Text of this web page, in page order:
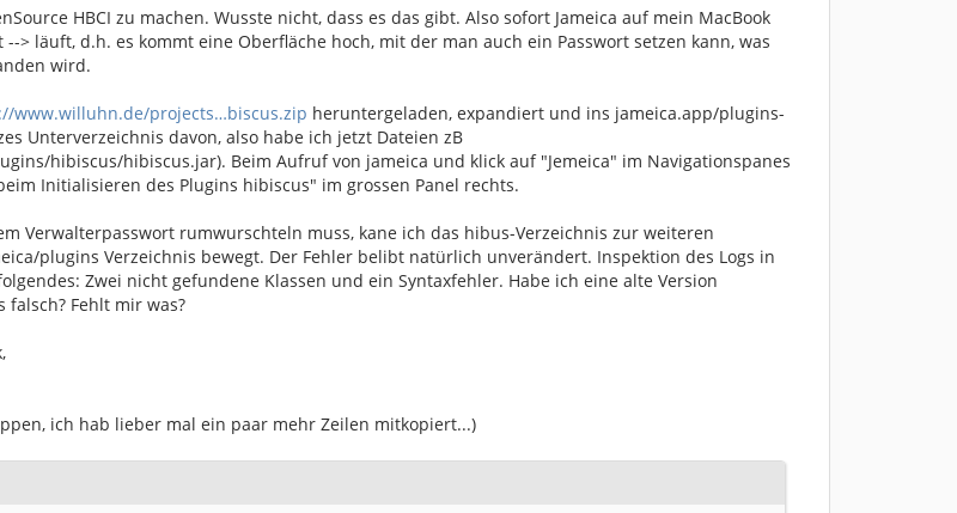
HBCI zu machen. Wusste nicht, dass es das gibt. Also sofort Jameica auf mein MacBook
> läuft, d.h. es kommt eine Oberfläche hoch, mit der man auch ein Passwort setzen kann, was
wird.
www.willuhn.de/projects…biscus.zip heruntergeladen, expandiert und ins jameica.app/plugins-
Unterverzeichnis davon, also habe ich jetzt Dateien zB
hibiscus/hibiscus.jar). Beim Aufruf von jameica und klick auf "Jemeica" im Navigationspanes
Initialisieren des Plugins hibiscus" im grossen Panel rechts.
Verwalterpasswort rumwurschteln muss, kane ich das hibus-Verzeichnis zur weiteren
plugins Verzeichnis bewegt. Der Fehler belibt natürlich unverändert. Inspektion des Logs in
Zwei nicht gefundene Klassen und ein Syntaxfehler. Habe ich eine alte Version
falsch? Fehlt mir was?
ich hab lieber mal ein paar mehr Zeilen mitkopiert...)